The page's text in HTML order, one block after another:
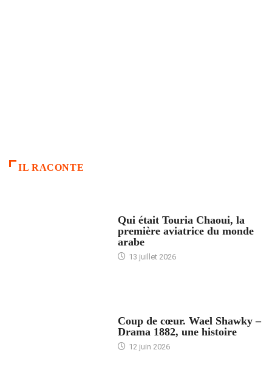
IL RACONTE
Qui était Touria Chaoui, la
première aviatrice du monde
arabe
13 juillet 2026
Coup de cœur. Wael Shawky –
Drama 1882, une histoire
12 juin 2026